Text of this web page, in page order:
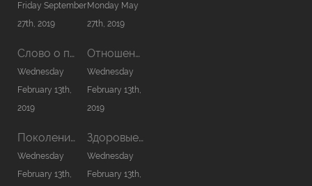
Friday September
27th, 2019
Monday May
27th, 2019
Слово о причастии
Wednesday
February 13th,
2019
Отношения в семье
Wednesday
February 13th,
2019
Поколение нового сезона
Wednesday
February 13th,
Здоровые отношения с Богом
Wednesday
February 13th,